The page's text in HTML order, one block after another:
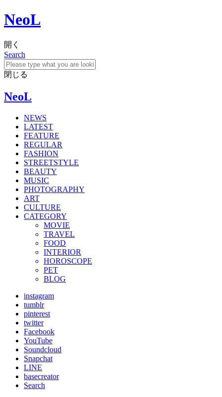
NeoL
開く
Search
閉じる
NeoL
NEWS
LATEST
FEATURE
REGULAR
FASHION
STREETSTYLE
BEAUTY
MUSIC
PHOTOGRAPHY
ART
CULTURE
CATEGORY
MOVIE
TRAVEL
FOOD
INTERIOR
HOROSCOPE
PET
BLOG
instagram
tumblr
pinterest
twitter
Facebook
YouTube
Soundcloud
Snapchat
LINE
basecreator
Search